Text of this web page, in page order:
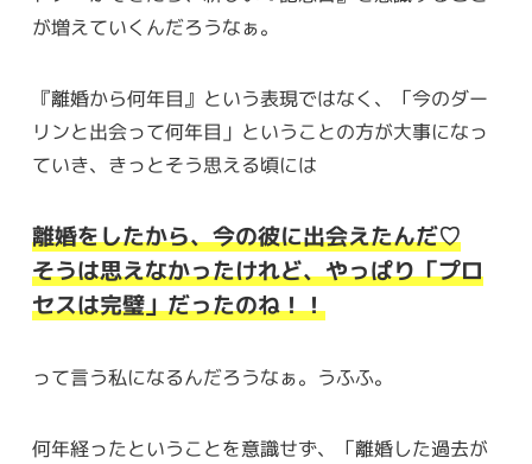
が増えていくんだろうなぁ。
『離婚から何年目』という表現ではなく、「今のダー
リンと出会って何年目」ということの方が大事になっ
ていき、きっとそう思える頃には
離婚をしたから、今の彼に出会えたんだ♡
そうは思えなかったけれど、やっぱり「プロ
セスは完璧」だったのね！！
って言う私になるんだろうなぁ。うふふ。
何年経ったということを意識せず、「離婚した過去が